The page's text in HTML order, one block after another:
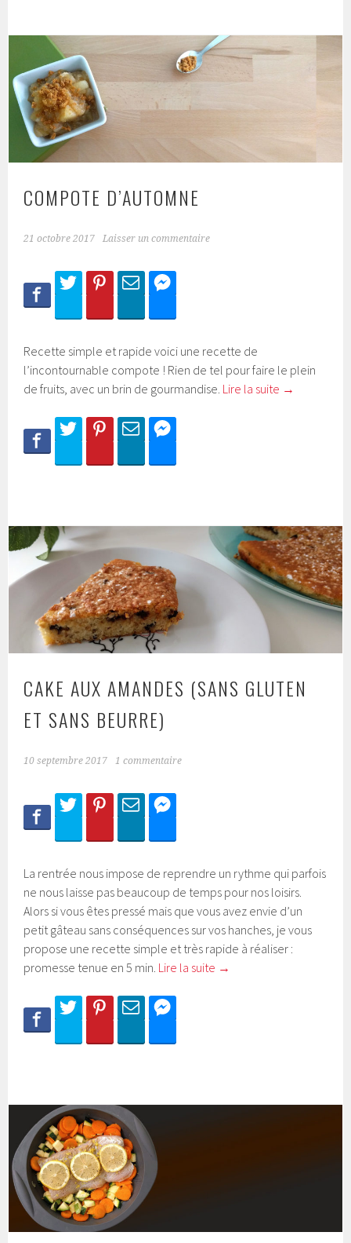
COMPOTE D’AUTOMNE
21 octobre 2017 Laisser un commentaire
Recette simple et rapide voici une recette de
l’incontournable compote ! Rien de tel pour faire le plein
de fruits, avec un brin de gourmandise. Lire la suite →
CAKE AUX AMANDES (SANS GLUTEN
ET SANS BEURRE)
10 septembre 2017 1 commentaire
La rentrée nous impose de reprendre un rythme qui parfois
ne nous laisse pas beaucoup de temps pour nos loisirs.
Alors si vous êtes pressé mais que vous avez envie d’un
petit gâteau sans conséquences sur vos hanches, je vous
propose une recette simple et très rapide à réaliser :
promesse tenue en 5 min. Lire la suite →